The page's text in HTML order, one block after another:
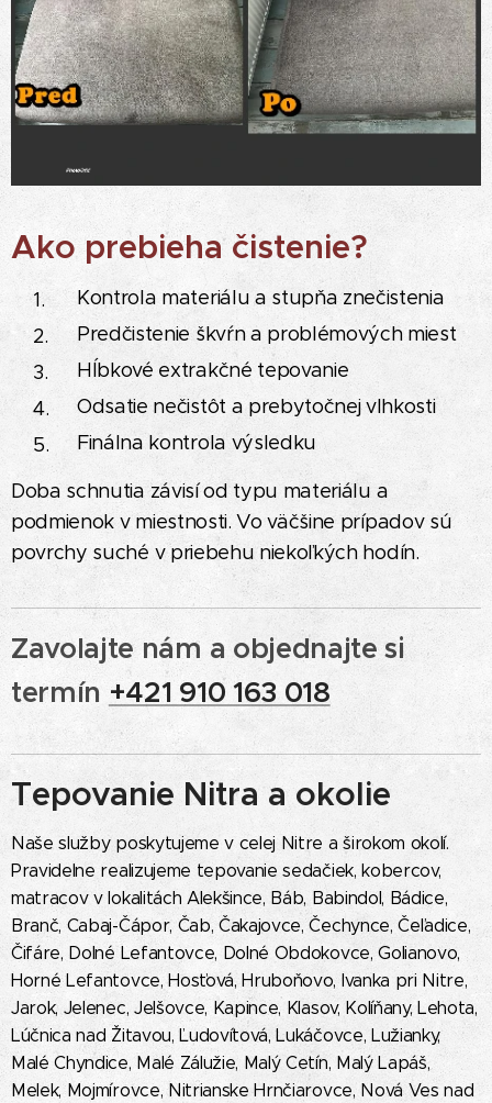
Ako prebieha čistenie?
Kontrola materiálu a stupňa znečistenia
Predčistenie škvŕn a problémových miest
Hĺbkové extrakčné tepovanie
Odsatie nečistôt a prebytočnej vlhkosti
Finálna kontrola výsledku
Doba schnutia závisí od typu materiálu a
podmienok v miestnosti. Vo väčšine prípadov sú
povrchy suché v priebehu niekoľkých hodín.
Zavolajte nám a objednajte si
termín +421 910 163 018
Tepovanie Nitra a okolie
Naše služby poskytujeme v celej Nitre a širokom okolí.
Pravidelne realizujeme tepovanie sedačiek, kobercov,
matracov v lokalitách Alekšince, Báb, Babindol, Bádice,
Branč, Cabaj-Čápor, Čab, Čakajovce, Čechynce, Čeľadice,
Čifáre, Dolné Lefantovce, Dolné Obdokovce, Golianovo,
Horné Lefantovce, Hosťová, Hruboňovo, Ivanka pri Nitre,
Jarok, Jelenec, Jelšovce, Kapince, Klasov, Kolíňany, Lehota,
Lúčnica nad Žitavou, Ľudovítová, Lukáčovce, Lužianky,
Malé Chyndice, Malé Zálužie, Malý Cetín, Malý Lapáš,
Melek, Mojmírovce, Nitrianske Hrnčiarovce, Nová Ves nad